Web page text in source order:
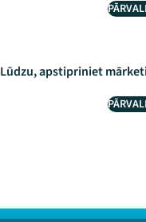
Lūdzu, apstipriniet